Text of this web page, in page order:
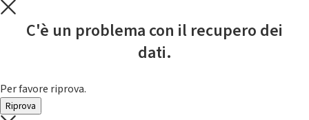
C'è un problema con il recupero dei
dati.
Per favore riprova.
Riprova